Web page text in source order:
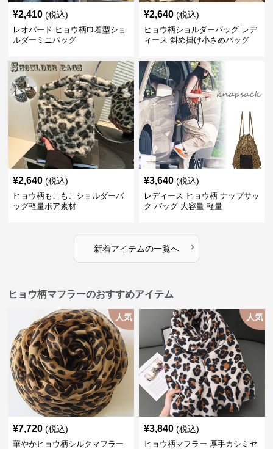
¥2,410 (税込)
レオパード ヒョウ柄巾着型ショ
ルダーミニバッグ
¥2,640 (税込)
ヒョウ柄ショルダーバッグ レデ
ィース 斜め掛け小さめバッグ
¥2,640 (税込)
ヒョウ柄もこもこショルダーバ
ッグ軽量ボア素材
¥3,640 (税込)
レディース ヒョウ柄 ナップサッ
ク バッグ 大容量 軽量
新着アイテムの一覧へ ›
ヒョウ柄マフラーのおすすめアイテム
人気
¥7,720 (税込)
華やかヒョウ柄シルクマフラー
人気
¥3,840 (税込)
ヒョウ柄マフラー 厚手カシミヤ